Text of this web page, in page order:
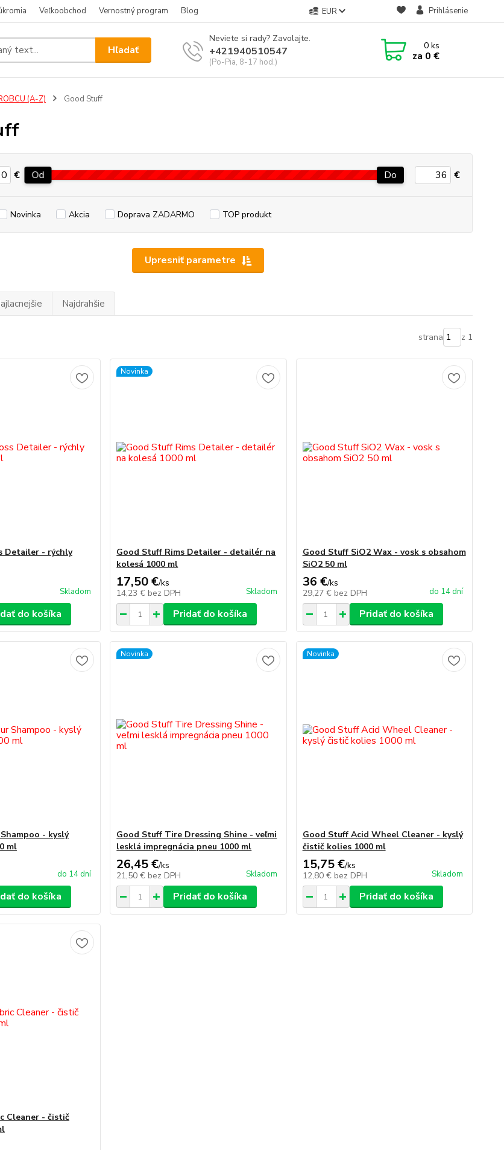
Veľkoobchod Vernostný program Blog EUR Prihlásenie
Hľadať
Neviete si rady? Zavolajte.
+421940510547
(Po-Pia, 8-17 hod.)
0ks
za 0 €
(A-Z) Good Stuff
Upresniť parametre
€ Od Do €
Novinka Akcia Doprava ZADARMO TOP produkt
Najdrahšie
strana z 1
Detailer - rýchly
Skladom
do košíka
Novinka
Good Stuff Rims Detailer - detailér na
kolesá 1000 ml
17,50 €/ks
14,23 € bez DPH Skladom
Pridať do košíka
Good Stuff SiO2 Wax - vosk s obsahom
SiO2 50 ml
36 €/ks
29,27 € bez DPH do 14 dní
Pridať do košíka
- kyslý
ml
do 14 dní
do košíka
Novinka
Good Stuff Tire Dressing Shine - veľmi
lesklá impregnácia pneu 1000 ml
26,45 €/ks
21,50 € bez DPH Skladom
Pridať do košíka
Novinka
Good Stuff Acid Wheel Cleaner - kyslý
čistič kolies 1000 ml
15,75 €/ks
12,80 € bez DPH Skladom
Pridať do košíka
Cleaner - čistič